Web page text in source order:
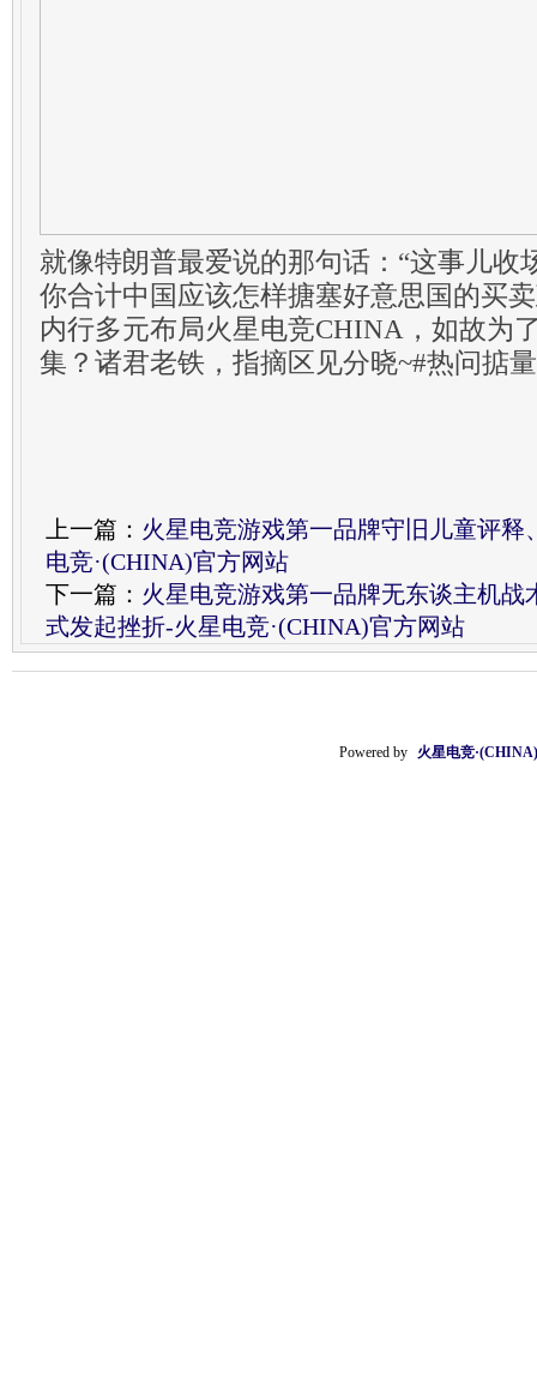
就像特朗普最爱说的那句话：“这事儿收
你合计中国应该怎样搪塞好意思国的买
内行多元布局火星电竞CHINA，如故为
集？诸君老铁，指摘区见分晓~#热问掂
上一篇： 火星电竞游戏第一品牌守旧儿童评
电竞·(CHINA)官方网站
下一篇： 火星电竞游戏第一品牌无东谈主机
式发起挫折-火星电竞·(CHINA)官方网站
Powered by 火星电竞